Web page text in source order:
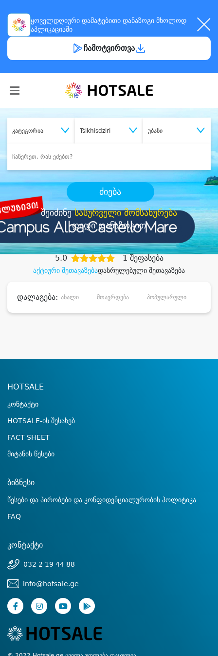
ყოველდღიური დამატებითი დანაზოგი მხოლოდ
აპლიკაციაში
ჩამოტვირთვა
კატეგორია Tsikhisdziri უბანი
ძიება
შეიძინესასურველი მომსახურება
დიდი დანაზოგით
აქტიური შეთავაზებადასრულებული შეთავაზება
5.0 1 შეფასება
დალაგება: ახალი მთავრდება პოპულარული
HOTSALE
კონტაქტი
HOTSALE-ის შესახებ
FACT SHEET
მიტანის წესები
ბიზნესი
წესები და პირობები და კონფიდენციალურობის პოლიტიკა
FAQ
კონტაქტი
032 2 19 44 88
info@hotsale.ge